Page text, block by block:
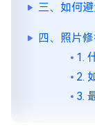
三、如何避
四、照片
1.
2.
3.